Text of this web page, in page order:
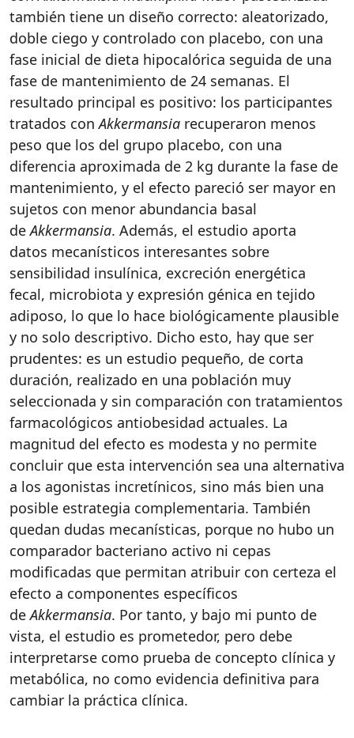
también tiene un diseño correcto: aleatorizado,
doble ciego y controlado con placebo, con una
fase inicial de dieta hipocalórica seguida de una
fase de mantenimiento de 24 semanas. El
resultado principal es positivo: los participantes
tratados conAkkermansia recuperaron menos
peso que los del grupo placebo, con una
diferencia aproximada de 2 kg durante la fase de
mantenimiento, y el efecto pareció ser mayor en
sujetos con menor abundancia basal
deAkkermansia. Además, el estudio aporta
datos mecanísticos interesantes sobre
sensibilidad insulínica, excreción energética
fecal, microbiota y expresión génica en tejido
adiposo, lo que lo hace biológicamente plausible
y no solo descriptivo. Dicho esto, hay que ser
prudentes: es un estudio pequeño, de corta
duración, realizado en una población muy
seleccionada y sin comparación con tratamientos
farmacológicos antiobesidad actuales. La
magnitud del efecto es modesta y no permite
concluir que esta intervención sea una alternativa
a los agonistas incretínicos, sino más bien una
posible estrategia complementaria. También
quedan dudas mecanísticas, porque no hubo un
comparador bacteriano activo ni cepas
modificadas que permitan atribuir con certeza el
efecto a componentes específicos
deAkkermansia. Por tanto, y bajo mi punto de
vista, el estudio es prometedor, pero debe
interpretarse como prueba de concepto clínica y
metabólica, no como evidencia definitiva para
cambiar la práctica clínica.